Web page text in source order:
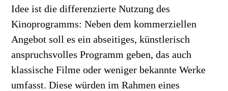
Idee ist die differenzierte Nutzung des
Kinoprogramms: Neben dem kommerziellen
Angebot soll es ein abseitiges, künstlerisch
anspruchsvolles Programm geben, das auch
klassische Filme oder weniger bekannte Werke
umfasst. Diese würden im Rahmen eines